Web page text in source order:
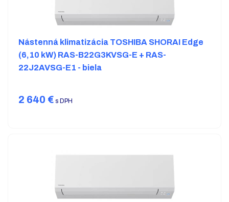
Nástenná klimatizácia TOSHIBA SHORAI Edge
(6,10 kW) RAS-B22G3KVSG-E + RAS-
22J2AVSG-E1 - biela
2 640 € s DPH